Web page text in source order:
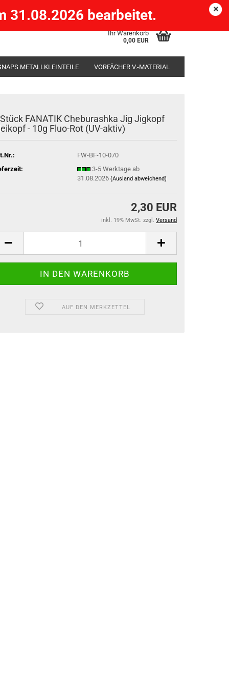
) Kundenlogin
Ihr Warenkorb
0,00 EUR
31.08.2026 bearbeitet.
METALLKLEINTEILE VORFÄCHER V.-MATERIAL
FANATIK Cheburashka Jig Jigkopf
- 10g Fluo-Rot (UV-aktiv)
FW-BF-10-070
3-5 Werktage ab
31.08.2026 (Ausland abweichend)
2,30 EUR
inkl. 19% MwSt. zzgl. Versand
AUF DEN MERKZETTEL